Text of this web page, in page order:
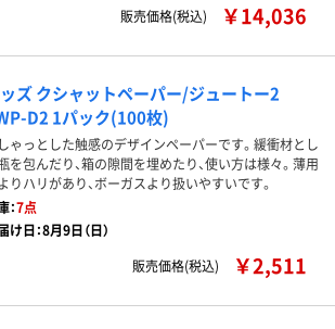
販売価格(税込)
￥14,036
ズ クシャットペーパー/ジュートー2
D2 1パック(100枚)
ゃっとした触感のデザインペーパーです。緩衝材とし
を包んだり、箱の隙間を埋めたり、使い方は様々。薄用
りハリがあり、ボーガスより扱いやすいです。
：7点
け日：8月9日（日）
販売価格(税込)
￥2,511